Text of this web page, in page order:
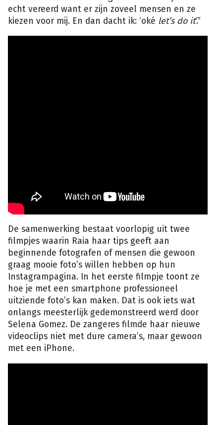
echt vereerd want er zijn zoveel mensen en ze
kiezen voor mij. En dan dacht ik: ‘oké let’s do it‘.”
De samenwerking bestaat voorlopig uit twee
filmpjes waarin Raia haar tips geeft aan
beginnende fotografen of mensen die gewoon
graag mooie foto’s willen hebben op hun
Instagrampagina. In het eerste filmpje toont ze
hoe je met een smartphone professioneel
uitziende foto’s kan maken. Dat is ook iets wat
onlangs meesterlijk gedemonstreerd werd door
Selena Gomez. De zangeres filmde haar nieuwe
videoclips niet met dure camera’s, maar gewoon
met een iPhone.